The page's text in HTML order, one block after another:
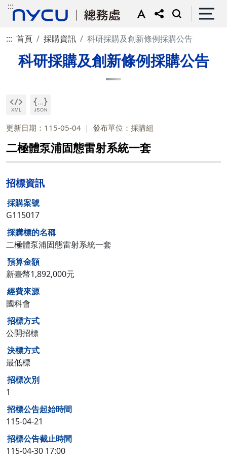
:::
::: 首頁 採購資訊 科研採購及創新條例採購公告
科研採購及創新條例採購公告
更新日期：115-05-04 發布單位：採購組
二極體泵浦固態雷射系統一套
招標資訊
採購案號
G115017
採購標的名稱
二極體泵浦固態雷射系統一套
預算金額
新臺幣1,892,000元
經費來源
國科會
招標方式
公開招標
決標方式
最低標
招標次別
1
招標公告起始時間
115-04-21
招標公告截止時間
115-04-30 17:00